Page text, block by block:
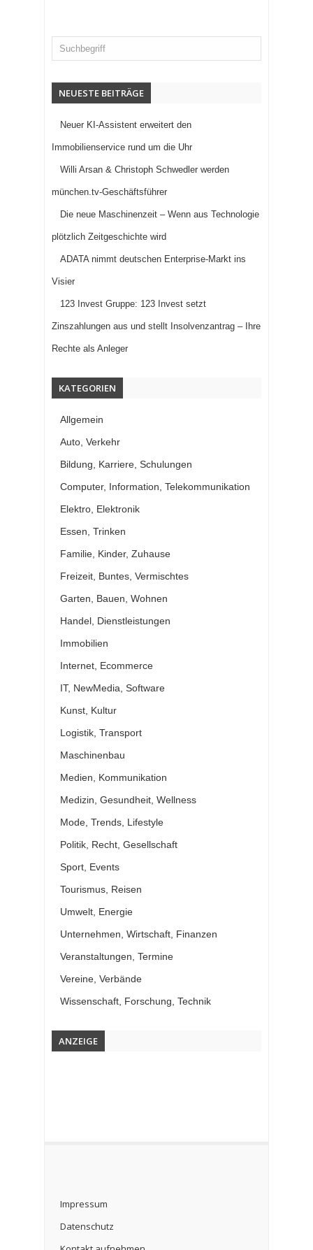
NEUESTE BEITRÄGE
Neuer KI-Assistent erweitert den
Immobilienservice rund um die Uhr
Willi Arsan & Christoph Schwedler werden
münchen.tv-Geschäftsführer
Die neue Maschinenzeit – Wenn aus Technologie
plötzlich Zeitgeschichte wird
ADATA nimmt deutschen Enterprise-Markt ins
Visier
123 Invest Gruppe: 123 Invest setzt
Zinszahlungen aus und stellt Insolvenzantrag – Ihre
Rechte als Anleger
KATEGORIEN
Allgemein
Auto, Verkehr
Bildung, Karriere, Schulungen
Computer, Information, Telekommunikation
Elektro, Elektronik
Essen, Trinken
Familie, Kinder, Zuhause
Freizeit, Buntes, Vermischtes
Garten, Bauen, Wohnen
Handel, Dienstleistungen
Immobilien
Internet, Ecommerce
IT, NewMedia, Software
Kunst, Kultur
Logistik, Transport
Maschinenbau
Medien, Kommunikation
Medizin, Gesundheit, Wellness
Mode, Trends, Lifestyle
Politik, Recht, Gesellschaft
Sport, Events
Tourismus, Reisen
Umwelt, Energie
Unternehmen, Wirtschaft, Finanzen
Veranstaltungen, Termine
Vereine, Verbände
Wissenschaft, Forschung, Technik
ANZEIGE
Impressum
Datenschutz